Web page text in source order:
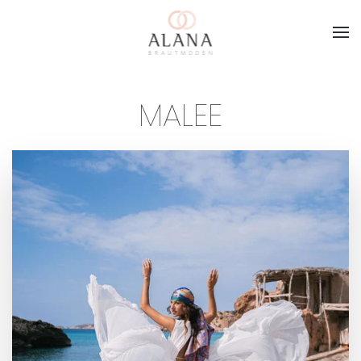
Skip to main content
MALEE